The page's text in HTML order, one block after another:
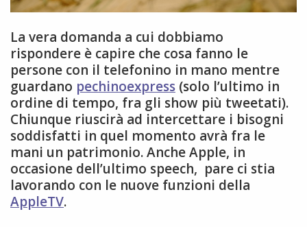
La vera domanda a cui dobbiamo
rispondere è capire che cosa fanno le
persone con il telefonino in mano mentre
guardano pechinoexpress (solo l’ultimo in
ordine di tempo, fra gli show più tweetati).
Chiunque riuscirà ad intercettare i bisogni
soddisfatti in quel momento avrà fra le
mani un patrimonio. Anche Apple, in
occasione dell’ultimo speech, pare ci stia
lavorando con le nuove funzioni della
AppleTV.